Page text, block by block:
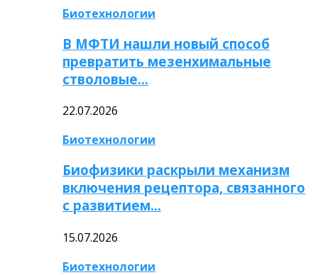
Биотехнологии
В МФТИ нашли новый способ
превратить мезенхимальные
стволовые…
22.07.2026
Биотехнологии
Биофизики раскрыли механизм
включения рецептора, связанного
с развитием…
15.07.2026
Биотехнологии